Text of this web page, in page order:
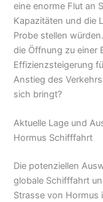
eine enorme Flut an
Kapazitäten und die
Probe stellen
die Öffnung zu einer
Effizienzsteigerung
Anstieg des
sich bringt?
Aktuelle Lage und
Hormus Schifffahrt
Die potenziellen
globale Schifffahrt
Strasse von Hormus